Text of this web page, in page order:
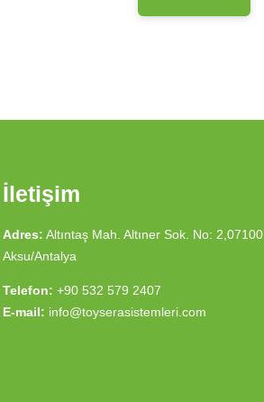
İletişim
Adres: Altıntaş Mah. Altıner Sok. No: 2,07100
Aksu/Antalya
Telefon: +90 532 579 2407
E-mail: info@toyserasistemleri.com